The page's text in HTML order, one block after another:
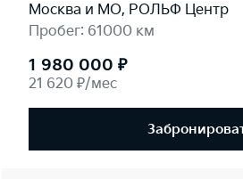
Москва и МО, РОЛЬФ Центр
Пробег: 61000 км
1 980 000 ₽
21 620 ₽/мес